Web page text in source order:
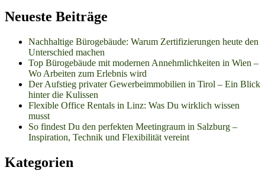
Neueste Beiträge
Nachhaltige Bürogebäude: Warum Zertifizierungen heute den
Unterschied machen
Top Bürogebäude mit modernen Annehmlichkeiten in Wien –
Wo Arbeiten zum Erlebnis wird
Der Aufstieg privater Gewerbeimmobilien in Tirol – Ein Blick
hinter die Kulissen
Flexible Office Rentals in Linz: Was Du wirklich wissen
musst
So findest Du den perfekten Meetingraum in Salzburg –
Inspiration, Technik und Flexibilität vereint
Kategorien